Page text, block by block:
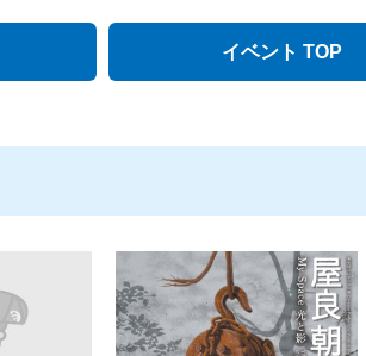
イベント TOP